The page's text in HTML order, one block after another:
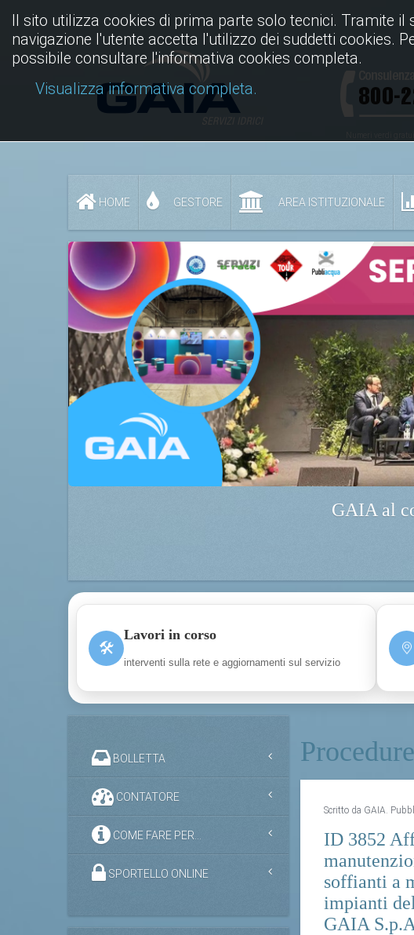
HOME GESTORE AREA ISTITUZIONALE
GAIA al
🛠
Lavori in corso
interventi sulla rete e aggiornamenti sul servizio
Scritto da GAIA.
ID 3852
soffianti a
impianti
GAIA
BOLLETTA
CONTATORE
COME FARE PER...
SPORTELLO ONLINE
Il sito utilizza cookies di prima parte solo tecnici. Tramite
navigazione l'utente accetta l'utilizzo dei suddetti cookies.
possibile consultare l'informativa cookies completa.
Visualizza informativa completa.